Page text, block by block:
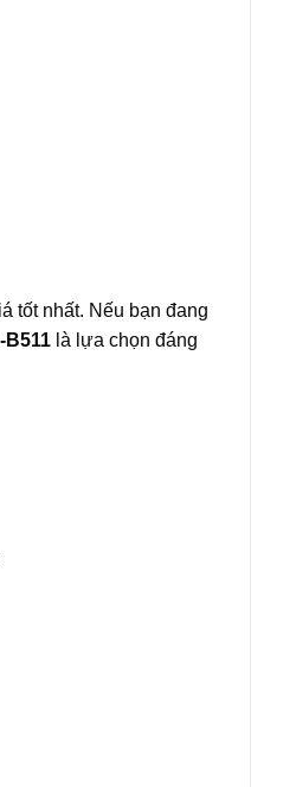
tốt nhất. Nếu bạn đang
B511 là lựa chọn đáng